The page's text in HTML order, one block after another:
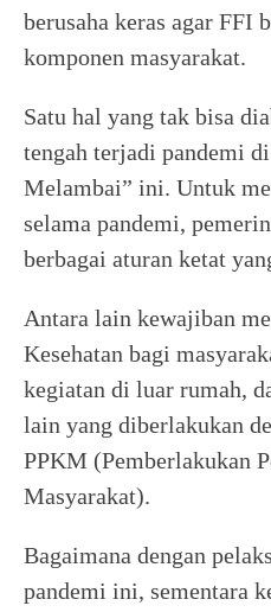
berusaha keras agar FFI
komponen masyarakat.
Satu hal yang tak bisa
tengah terjadi pandemi
Melambai” ini. Untuk
selama pandemi,
berbagai aturan ketat
Antara lain kewajiban
Kesehatan bagi
kegiatan di luar rumah,
lain yang diberlakukan
PPKM (Pemberlakukan
Masyarakat).
Bagaimana dengan
pandemi ini, sementara